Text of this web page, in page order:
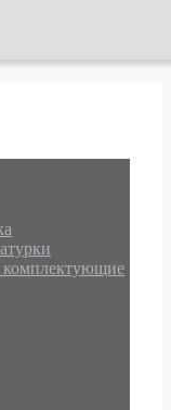
комплектующие